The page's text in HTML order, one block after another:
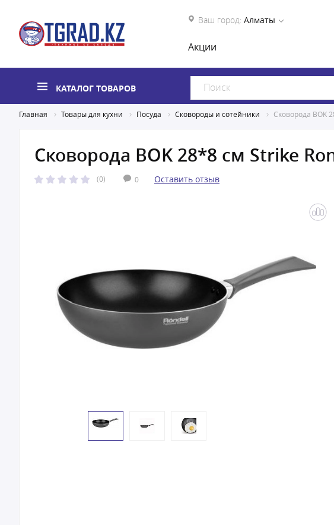
Ваш город: Алматы
Акции
КАТАЛОГ ТОВАРОВ
Главная Товары для кухни Посуда Сковороды и сотейники Сковорода BOK
Сковорода BOK 28*8 см Strike
(0) 0 Оставить отзыв